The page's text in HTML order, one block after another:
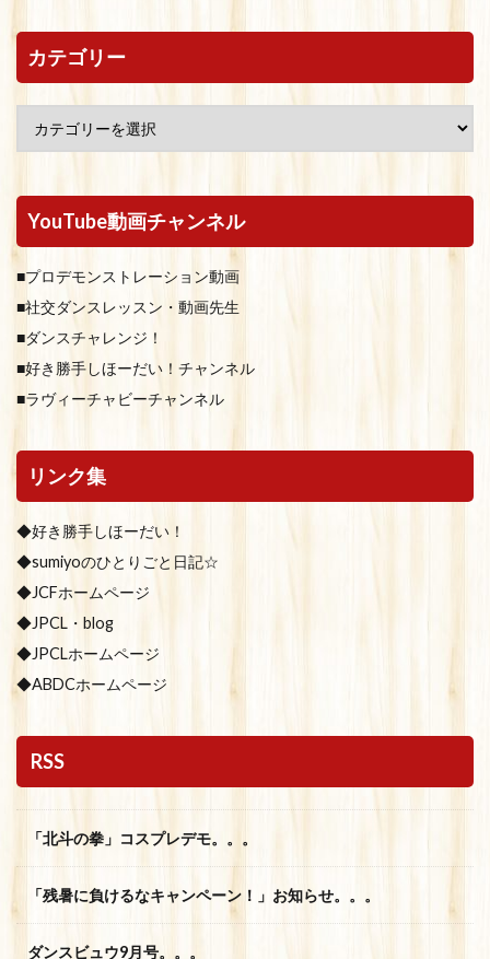
カテゴリー
YouTube動画チャンネル
■プロデモンストレーション動画
■社交ダンスレッスン・動画先生
■ダンスチャレンジ！
■好き勝手しほーだい！チャンネル
■ラヴィーチャビーチャンネル
リンク集
◆好き勝手しほーだい！
◆sumiyoのひとりごと日記☆
◆JCFホームページ
◆JPCL・blog
◆JPCLホームページ
◆ABDCホームページ
RSS
「北斗の拳」コスプレデモ。。。
「残暑に負けるなキャンペーン！」お知らせ。。。
ダンスビュウ9月号。。。